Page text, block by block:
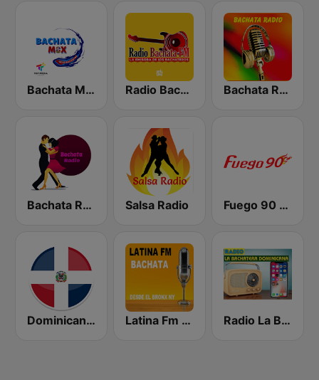
Bachata Mix Radio Radio Bachata Bachata Radio
Bachata Radio Salsa Radio Fuego 90 La Salsera
Dominicana 041 Latina Fm Bachata Radio La Bachatera Dominicana